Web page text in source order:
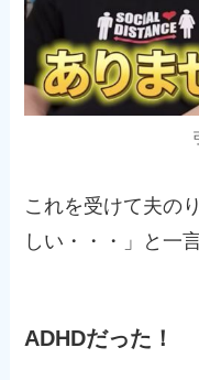
これを受けて夫の
しい・・・」と一言
ADHDだった！